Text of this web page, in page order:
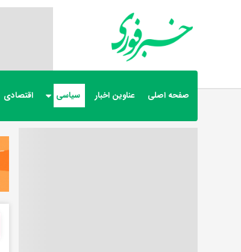
صفحه اصلی عناوین اخبار سیاسی اقتصادی